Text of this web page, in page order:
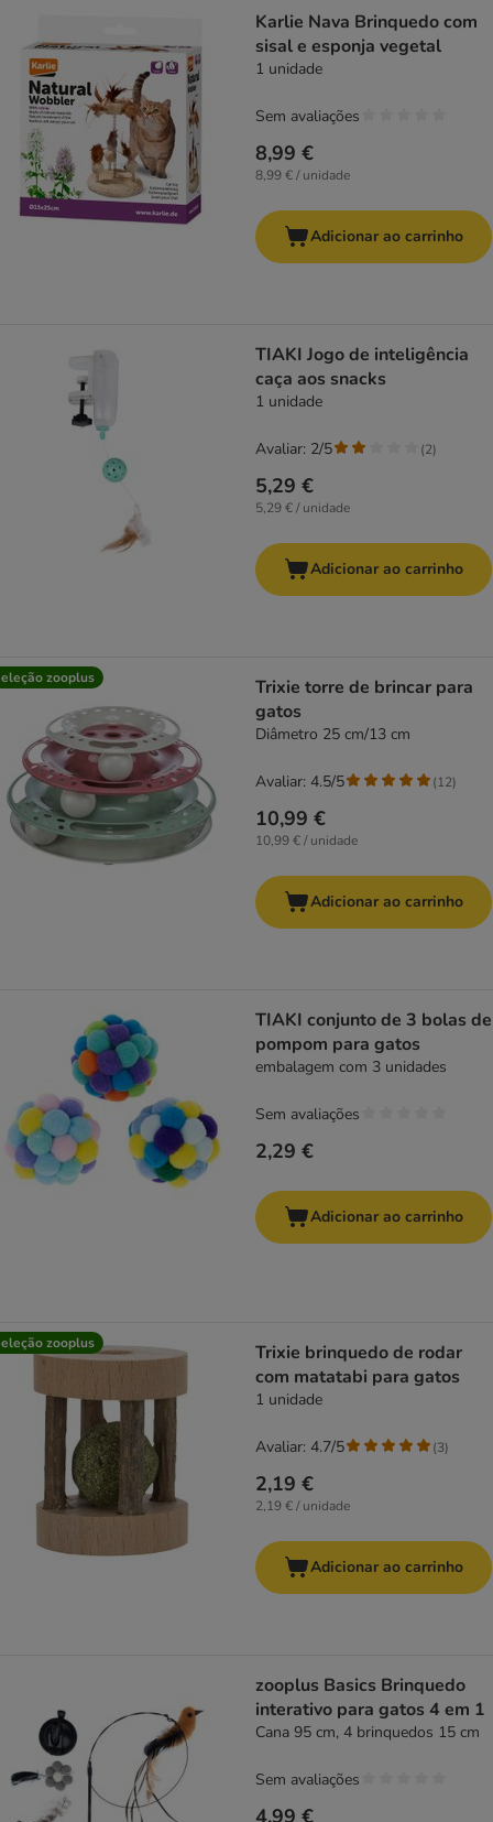
Karlie Nava Brinquedo com
sisal e esponja vegetal
1 unidade
8,99 €
8,99 € / unidade
Sem avaliações
Adicionar ao carrinho
TIAKI Jogo de inteligência
caça aos snacks
1 unidade
5,29 €
5,29 € / unidade
Avaliar: 2/5 (2)
Adicionar ao carrinho
zooplus
Trixie torre de brincar para
gatos
Diâmetro 25 cm/13 cm
10,99 €
10,99 € / unidade
Avaliar: 4.5/5 (12)
Adicionar ao carrinho
TIAKI conjunto de 3 bolas de
pompom para gatos
embalagem com 3 unidades
2,29 €
Sem avaliações
Adicionar ao carrinho
zooplus
Trixie brinquedo de rodar
com matatabi para gatos
1 unidade
2,19 €
2,19 € / unidade
Avaliar: 4.7/5 (3)
Adicionar ao carrinho
zooplus Basics Brinquedo
interativo para gatos 4 em 1
Cana 95 cm, 4 brinquedos 15 cm
4,99 €
Sem avaliações